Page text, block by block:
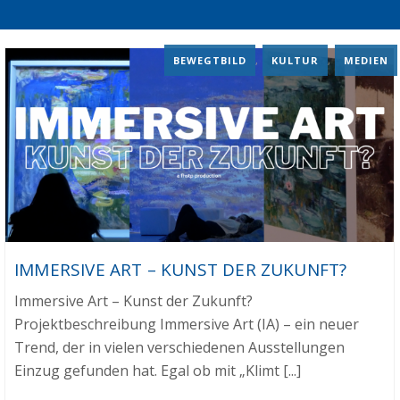
IMMERSIVE ART – KUNST DER ZUKUNFT?
BEWEGTBILD , KULTUR , MEDIEN
Immersive Art – Kunst der Zukunft?
Projektbeschreibung Immersive Art (IA) – ein neuer
Trend, der in vielen verschiedenen Ausstellungen
Einzug gefunden hat. Egal ob mit „Klimt [...]